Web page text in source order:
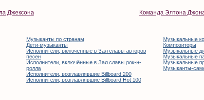
Джексона Команда Элтона
Музыканты по странам
Дети-музыканты
Исполнители, включённые в Зал славы авторов
песен
Исполнители, включённые в Зал славы рок-н-
ролла
Исполнители, возглавлявшие Billboard 200
Исполнители, возглавлявшие Billboard Hot 100
Музыкальные
Композиторы
Музыкальные
Музыкальные
Музыкальные
Музыканты-